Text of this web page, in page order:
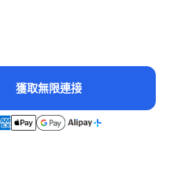
獲取無限連接